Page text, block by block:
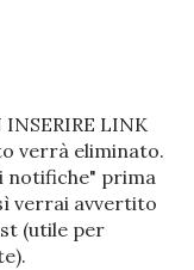
LINK
verrà eliminato.
notifiche" prima
verrai avvertito
(utile per